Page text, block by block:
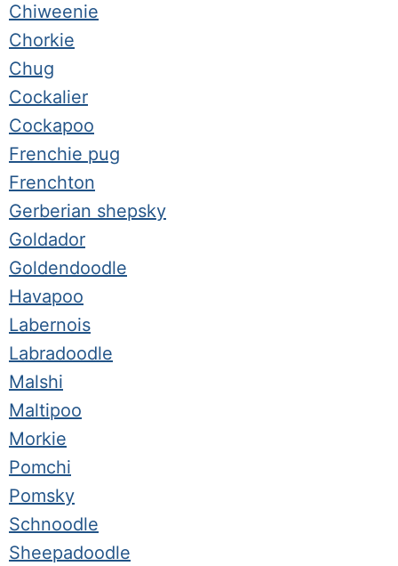
Chiweenie
Chorkie
Chug
Cockalier
Cockapoo
Frenchie pug
Frenchton
Gerberian shepsky
Goldador
Goldendoodle
Havapoo
Labernois
Labradoodle
Malshi
Maltipoo
Morkie
Pomchi
Pomsky
Schnoodle
Sheepadoodle